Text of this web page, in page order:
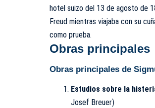
hotel suizo del 13 de agosto de
Freud mientras viajaba con su
como prueba.
Obras principales
Obras principales de
Estudios sobre la
Josef Breuer)